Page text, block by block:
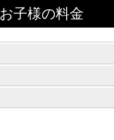
お子様の料金